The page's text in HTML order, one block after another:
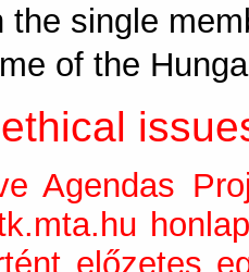
the single
of the
Agendas
előzetes